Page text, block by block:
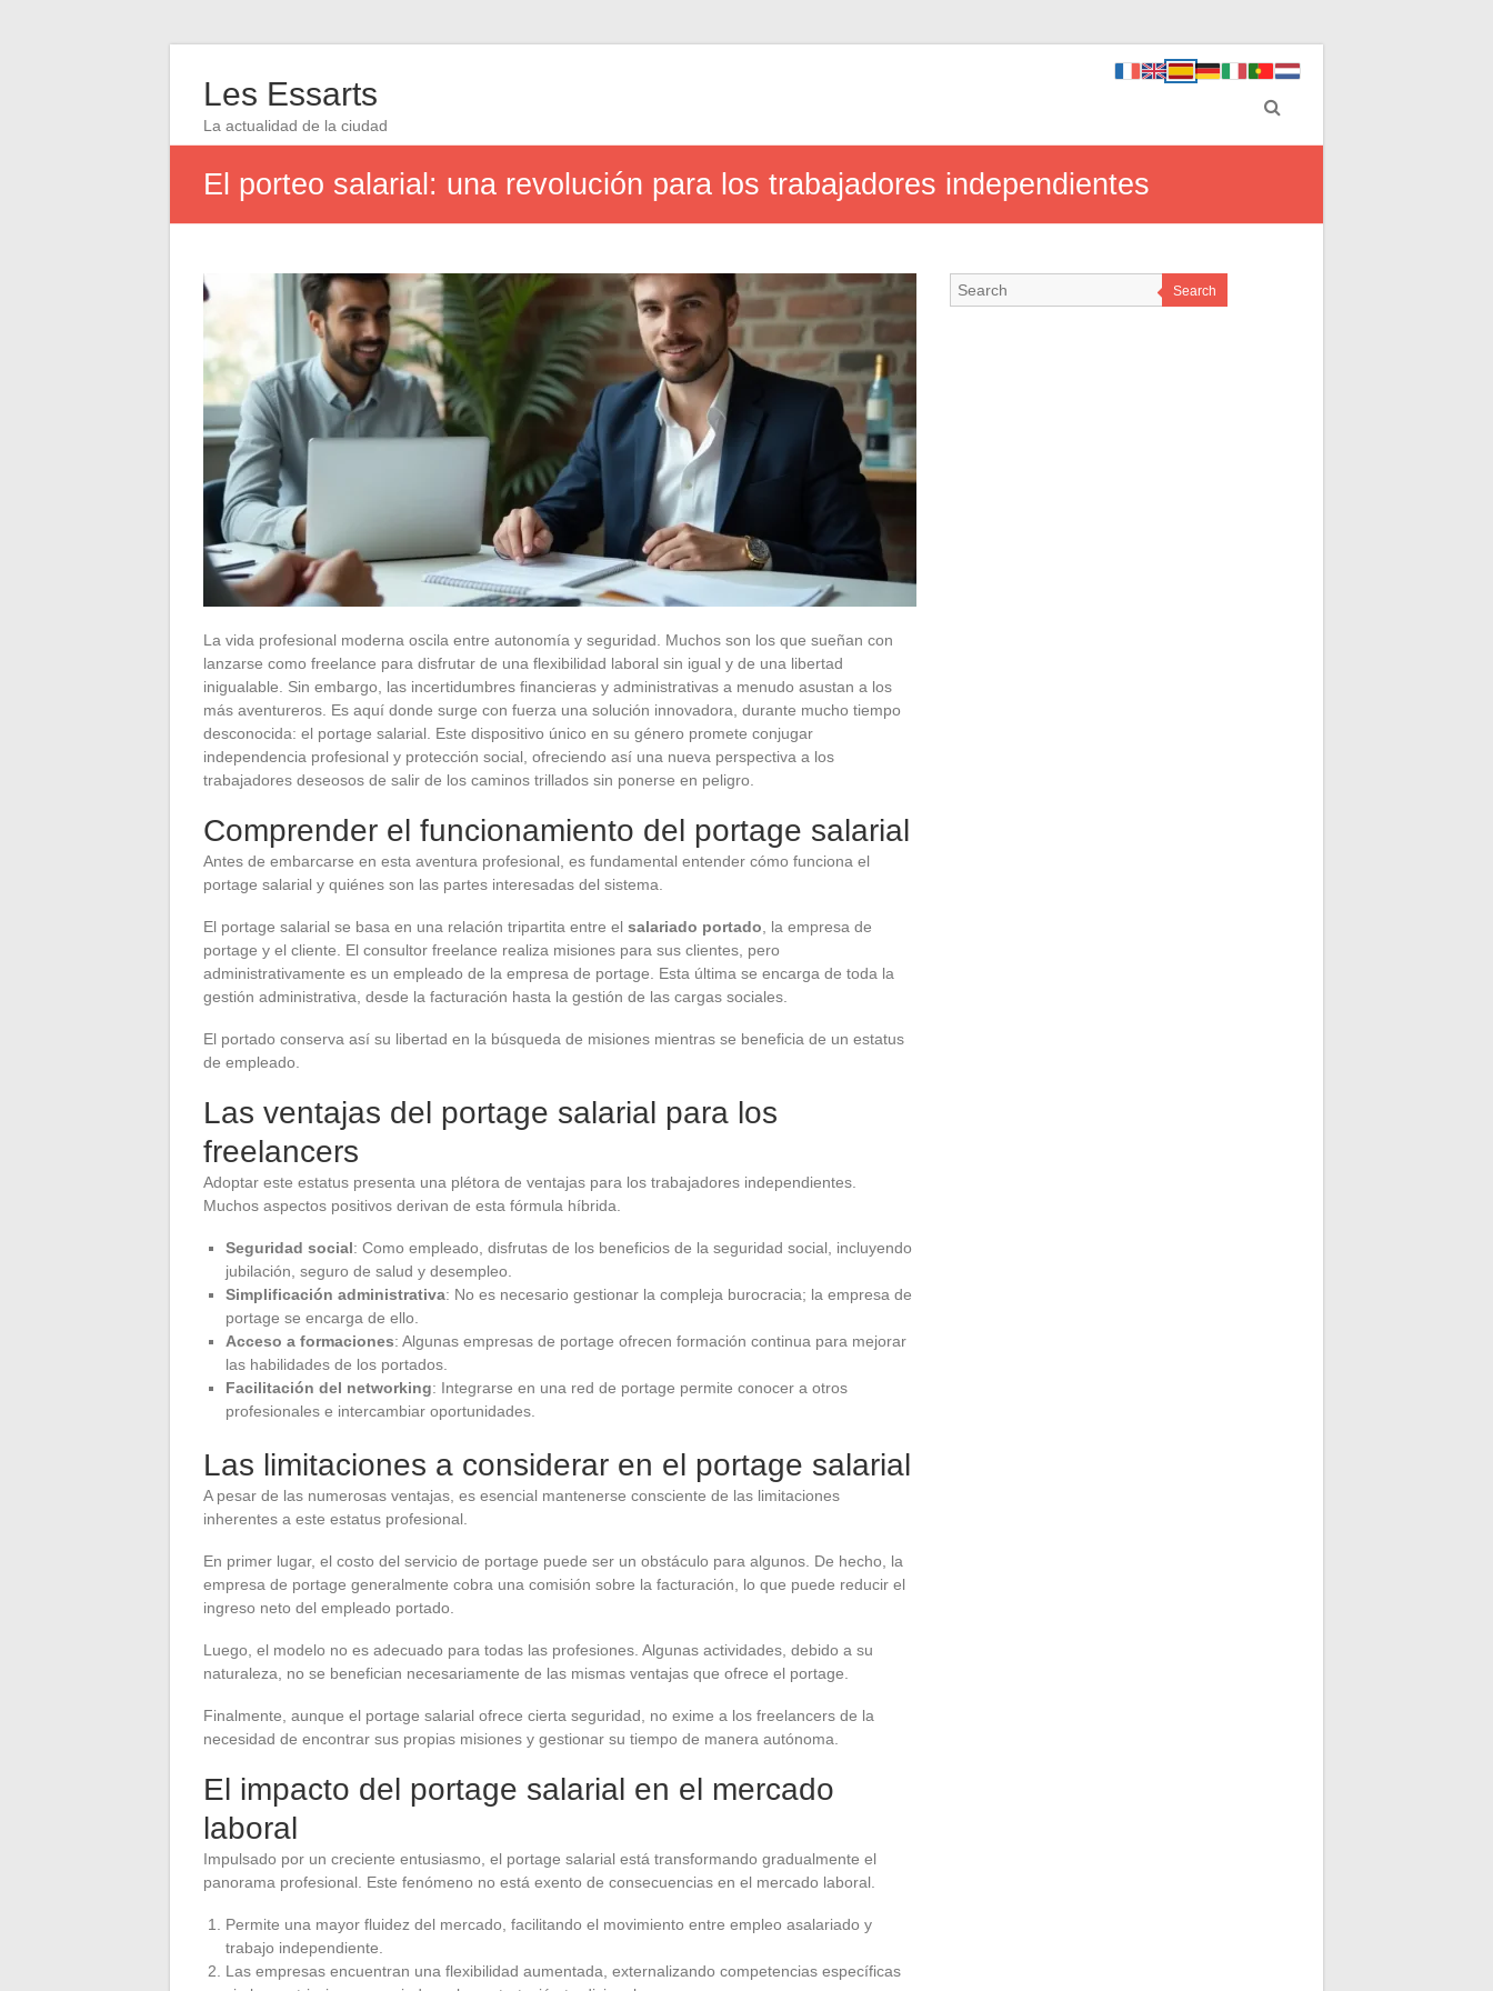
Les Essarts
La actualidad de la ciudad
El porteo salarial: una revolución para los trabajadores independientes
La vida profesional moderna oscila entre autonomía y seguridad. Muchos son los que sueñan con
lanzarse como freelance para disfrutar de una flexibilidad laboral sin igual y de una libertad
inigualable. Sin embargo, las incertidumbres financieras y administrativas a menudo asustan a los
más aventureros. Es aquí donde surge con fuerza una solución innovadora, durante mucho tiempo
desconocida: el portage salarial. Este dispositivo único en su género promete conjugar
independencia profesional y protección social, ofreciendo así una nueva perspectiva a los
trabajadores deseosos de salir de los caminos trillados sin ponerse en peligro.
Comprender el funcionamiento del portage salarial
Antes de embarcarse en esta aventura profesional, es fundamental entender cómo funciona el
portage salarial y quiénes son las partes interesadas del sistema.
El portage salarial se basa en una relación tripartita entre el salariado portado , la empresa de
portage y el cliente. El consultor freelance realiza misiones para sus clientes, pero
administrativamente es un empleado de la empresa de portage. Esta última se encarga de toda la
gestión administrativa, desde la facturación hasta la gestión de las cargas sociales.
El portado conserva así su libertad en la búsqueda de misiones mientras se beneficia de un estatus
de empleado.
Las ventajas del portage salarial para los
freelancers
Adoptar este estatus presenta una plétora de ventajas para los trabajadores independientes.
Muchos aspectos positivos derivan de esta fórmula híbrida.
Seguridad social: Como empleado, disfrutas de los beneficios de la seguridad social, incluyendo
jubilación, seguro de salud y desempleo.
Simplificación administrativa: No es necesario gestionar la compleja burocracia; la empresa de
portage se encarga de ello.
Acceso a formaciones: Algunas empresas de portage ofrecen formación continua para mejorar
las habilidades de los portados.
Facilitación del networking: Integrarse en una red de portage permite conocer a otros
profesionales e intercambiar oportunidades.
Las limitaciones a considerar en el portage salarial
A pesar de las numerosas ventajas, es esencial mantenerse consciente de las limitaciones
inherentes a este estatus profesional.
En primer lugar, el costo del servicio de portage puede ser un obstáculo para algunos. De hecho, la
empresa de portage generalmente cobra una comisión sobre la facturación, lo que puede reducir el
ingreso neto del empleado portado.
Luego, el modelo no es adecuado para todas las profesiones. Algunas actividades, debido a su
naturaleza, no se benefician necesariamente de las mismas ventajas que ofrece el portage.
Finalmente, aunque el portage salarial ofrece cierta seguridad, no exime a los freelancers de la
necesidad de encontrar sus propias misiones y gestionar su tiempo de manera autónoma.
El impacto del portage salarial en el mercado
laboral
Impulsado por un creciente entusiasmo, el portage salarial está transformando gradualmente el
panorama profesional. Este fenómeno no está exento de consecuencias en el mercado laboral.
Permite una mayor fluidez del mercado, facilitando el movimiento entre empleo asalariado y
trabajo independiente.
Las empresas encuentran una flexibilidad aumentada, externalizando competencias específicas
Search